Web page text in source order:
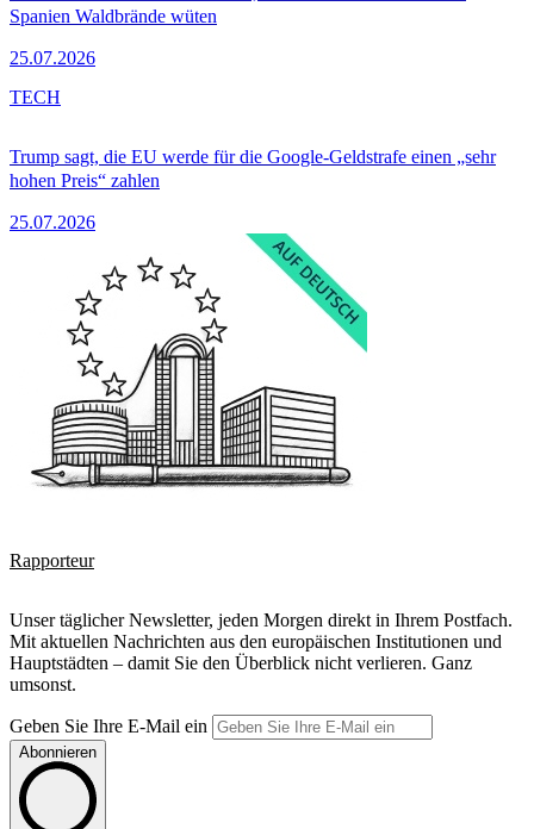
Spanien Waldbrände wüten
25.07.2026
Trump sagt, die EU werde für die Google-Geldstrafe einen „sehr
hohen Preis“ zahlen
25.07.2026
TECH
Rapporteur
Unser täglicher Newsletter, jeden Morgen direkt in Ihrem Postfach.
Mit aktuellen Nachrichten aus den europäischen Institutionen und
Hauptstädten – damit Sie den Überblick nicht verlieren. Ganz
umsonst.
Geben Sie Ihre E-Mail ein
Abonnieren